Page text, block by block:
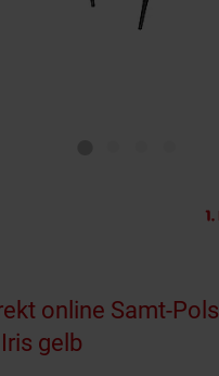
online Samt-
gelb